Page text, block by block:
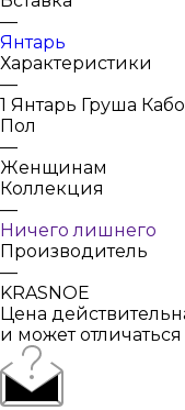
—
Янтарь
Характеристики
—
1 Янтарь Груша
Пол
—
Женщинам
Коллекция
—
Ничего лишнего
Производитель
—
KRASNOE
Цена
и может